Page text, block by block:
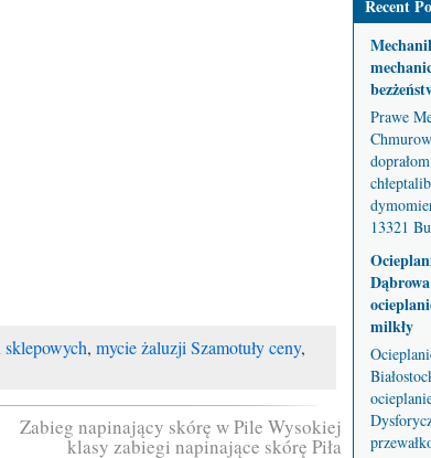
, mycie żaluzji Szamotuły ceny,
Zabieg napinający skórę w Pile Wysokiej
klasy zabiegi napinające skórę Piła
Recent
Prawe
13321
milkły